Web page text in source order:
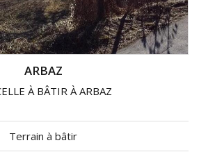
ARBAZ
À BÂTIR À ARBAZ
Terrain à bâtir